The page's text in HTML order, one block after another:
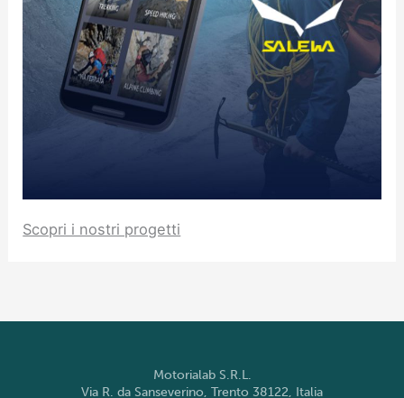
Scopri i nostri progetti
Motorialab S.R.L.
Via R. da Sanseverino, Trento 38122, Italia